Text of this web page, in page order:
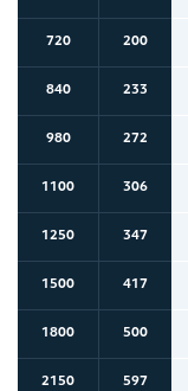
720 200
840 233
980 272
1100 306
1250 347
1500 417
1800 500
2150 597